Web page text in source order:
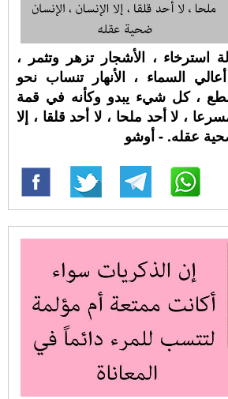
استرخاء ، الأشجار تزهر وتثمر ،
السماء ، الأنهار تنساب نحو
، كل شيء يبدو وكأنه في قمة
، لا أحد ملحا ، لا أحد قلقا ، إلا
عقله. - أوشو